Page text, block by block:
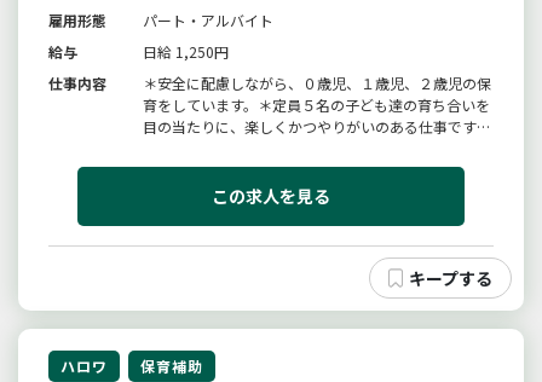
雇用形態
パート・アルバイト
給与
日給 1,250円
仕事内容
＊安全に配慮しながら、０歳児、１歳児、２歳児の保
育をしています。＊定員５名の子ども達の育ち合いを
目の当たりに、楽しくかつやりがいのある仕事です。
しての仕事をお願いします。＊変更範囲：事業所の定
この求人を見る
ハロワ 保育補助